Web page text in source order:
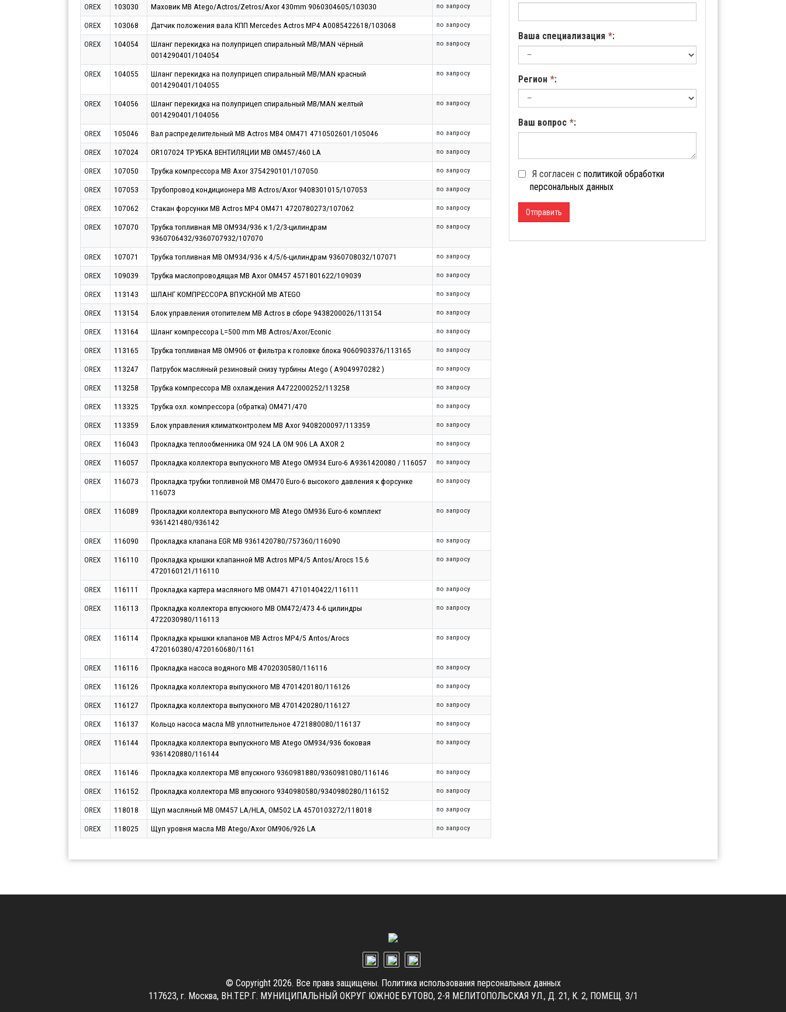
OREX 103030 Маховик MB Atego/Actros/Zetros/Axor 430mm 9060304605/103030 по запросу
OREX 103068 Датчик положения вала КПП Mercedes Actros MP4 A0085422618/103068 по запросу
OREX 104054
Шланг перекидка на полуприцеп спиральный MB/MAN чёрный
0014290401/104054
по запросу
OREX 104055
Шланг перекидка на полуприцеп спиральный MB/MAN красный
0014290401/104055
по запросу
OREX 104056
Шланг перекидка на полуприцеп спиральный MB/MAN желтый
0014290401/104056
по запросу
OREX 105046 Вал распределительный MB Actros MB4 OM471 4710502601/105046 по запросу
OREX 107024 OR107024 ТРУБКА ВЕНТИЛЯЦИИ MB OM457/460 LA по запросу
OREX 107050 Трубка компрессора MB Axor 3754290101/107050 по запросу
OREX 107053 Трубопровод кондиционера MB Actros/Axor 9408301015/107053 по запросу
OREX 107062 Стакан форсунки MB Actros MP4 OM471 4720780273/107062 по запросу
OREX 107070
Трубка топливная MB OM934/936 к 1/2/3-цилиндрам
9360706432/9360707932/107070
по запросу
OREX 107071 Трубка топливная MB OM934/936 к 4/5/6-цилиндрам 9360708032/107071 по запросу
OREX 109039 Трубка маслопроводящая MB Axor OM457 4571801622/109039 по запросу
OREX 113143 ШЛАНГ КОМПРЕССОРА ВПУСКНОЙ MB ATEGO по запросу
OREX 113154 Блок управления отопителем MB Actros в сборе 9438200026/113154 по запросу
OREX 113164 Шланг компрессора L=500 mm MB Actros/Axor/Econic по запросу
OREX 113165 Трубка топливная MB OM906 от фильтра к головке блока 9060903376/113165 по запросу
OREX 113247 Патрубок масляный резиновый снизу турбины Atego ( A9049970282 ) по запросу
OREX 113258 Трубка компрессора MB охлаждения A4722000252/113258 по запросу
OREX 113325 Трубка охл. компрессора (обратка) OM471/470 по запросу
OREX 113359 Блок управления климатконтролем MB Axor 9408200097/113359 по запросу
OREX 116043 Прокладка теплообменника OM 924 LA OM 906 LA AXOR 2 по запросу
OREX 116057 Прокладка коллектора выпускного MB Atego OM934 Euro-6 A9361420080 / 116057 по запросу
OREX 116073
Прокладка трубки топливной MB OM470 Euro-6 высокого давления к форсунке
116073
по запросу
OREX 116089
Прокладки коллектора выпускного MB Atego OM936 Euro-6 комплект
9361421480/936142
по запросу
OREX 116090 Прокладка клапана EGR MB 9361420780/757360/116090 по запросу
OREX 116110
Прокладка крышки клапанной MB Actros MP4/5 Antos/Arocs 15.6
4720160121/116110
по запросу
OREX 116111 Прокладка картера масляного MB OM471 4710140422/116111 по запросу
OREX 116113
Прокладка коллектора впускного MB OM472/473 4-6 цилиндры
4722030980/116113
по запросу
OREX 116114
Прокладка крышки клапанов MB Actros MP4/5 Antos/Arocs
4720160380/4720160680/1161
по запросу
OREX 116116 Прокладка насоса водяного MB 4702030580/116116 по запросу
OREX 116126 Прокладка коллектора выпускного MB 4701420180/116126 по запросу
OREX 116127 Прокладка коллектора выпускного MB 4701420280/116127 по запросу
OREX 116137 Кольцо насоса масла MB уплотнительное 4721880080/116137 по запросу
OREX 116144
Прокладка коллектора выпускного MB Atego OM934/936 боковая
9361420880/116144
по запросу
OREX 116146 Прокладка коллектора MB впускного 9360981880/9360981080/116146 по запросу
OREX 116152 Прокладка коллектора MB впускного 9340980580/9340980280/116152 по запросу
OREX 118018 Щуп масляный MB OM457 LA/HLA, OM502 LA 4570103272/118018 по запросу
OREX 118025 Щуп уровня масла MB Atego/Axor OM906/926 LA по запросу
Ваша специализация *:
Регион *:
Ваш вопрос *:
Я согласен сполитикой обработки
персональных данных
Отправить
© Copyright 2026. Все права защищены. Политика использования персональных данных
117623, г. Москва, ВН.ТЕР.Г. МУНИЦИПАЛЬНЫЙ ОКРУГ ЮЖНОЕ БУТОВО, 2-Я МЕЛИТОПОЛЬСКАЯ УЛ., Д. 21, К. 2, ПОМЕЩ. 3/1